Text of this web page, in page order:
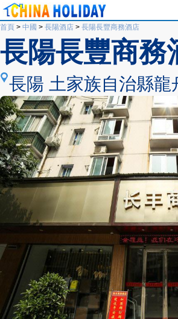
首頁 > 中國 > 長陽酒店 > 長陽長豐商務酒店
長陽長豐商務
長陽 土家族自治縣